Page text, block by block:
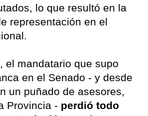
lo que resultó en la
representación en el
el mandatario que supo
en el Senado - y desde
un puñado de asesores,
Provincia - perdió todo